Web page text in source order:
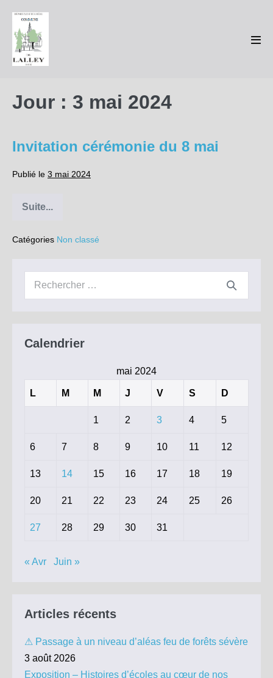
contenu
Jour : 3 mai 2024
Invitation cérémonie du 8 mai
Publié le 3 mai 2024
Suite...Invitation
8
Catégories Non classé
Recherche
Calendrier
mai 2024
L M M J V S D
1 2 3 4 5
6 7 8 9 10 11 12
13 14 15 16 17 18 19
20 21 22 23 24 25 26
27 28 29 30 31
« Avr Juin »
Articles récents
⚠ Passage à un niveau d’aléas feu de forêts sévère
3 août 2026
Exposition – Histoires d’écoles au cœur de nos